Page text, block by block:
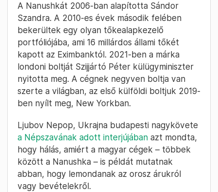
A Nanushkát 2006-ban alapította Sándor
Szandra. A 2010-es évek második felében
bekerültek egy olyan tőkealapkezelő
portfóliójába, ami 16 millárdos állami tőkét
kapott az Eximbanktól. 2021-ben a márka
londoni boltját Szijjártó Péter külügyminiszter
nyitotta meg. A cégnek negyven boltja van
szerte a világban, az első külföldi boltjuk 2019-
ben nyílt meg, New Yorkban.
Ljubov Nepop, Ukrajna budapesti nagykövete
a Népszavának adott interjújában azt mondta,
hogy hálás, amiért a magyar cégek – többek
között a Nanushka – is példát mutatnak
abban, hogy lemondanak az orosz árukról
vagy bevételekről.